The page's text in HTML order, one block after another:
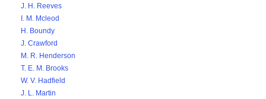
J. H. Reeves
I. M. Mcleod
H. Boundy
J. Crawford
M. R. Henderson
T. E. M. Brooks
W. V. Hadfield
J. L. Martin